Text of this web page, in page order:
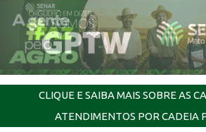
CLIQUE E SAIBA MAIS SOBRE AS
ATENDIMENTOS POR CADEIA